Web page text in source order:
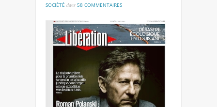
SOCIÉTÉ dans 58 COMMENTAIRESsur
:
217ème
jour
de
détention